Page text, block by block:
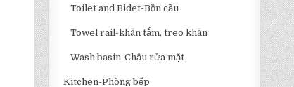
Toilet and Bidet-Bồn cầu
Towel rail-khăn tắm, treo khăn
Wash basin-Chậu rửa mặt
Kitchen-Phòng bếp